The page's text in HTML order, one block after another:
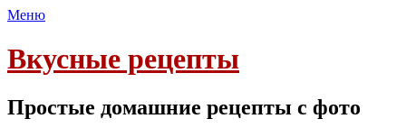
Меню
Вкусные рецепты
Простые домашние рецепты с фото